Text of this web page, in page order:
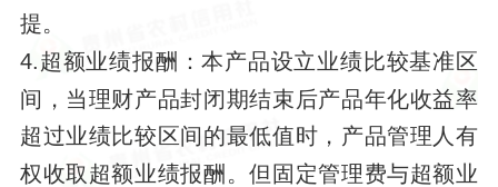
提。
4.超额业绩报酬：本产品设立业绩比较基准区
间，当理财产品封闭期结束后产品年化收益率
超过业绩比较区间的最低值时，产品管理人有
权收取超额业绩报酬。但固定管理费与超额业